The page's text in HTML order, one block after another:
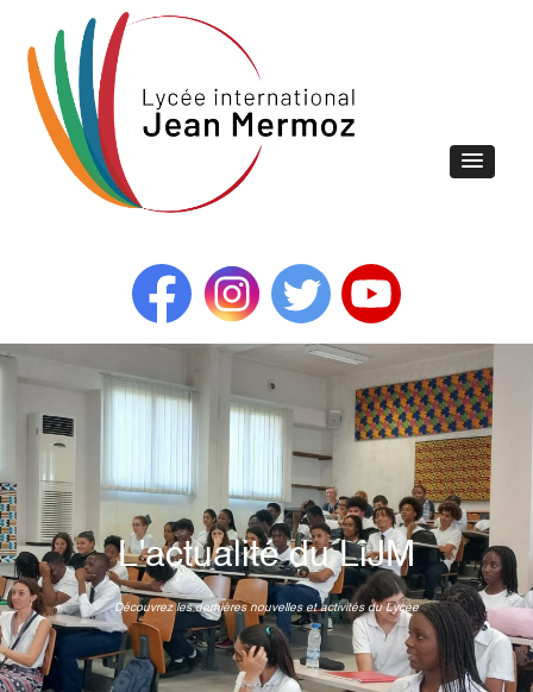
L'actualité du LiJM
Découvrez les dernières nouvelles et activités du Lycée